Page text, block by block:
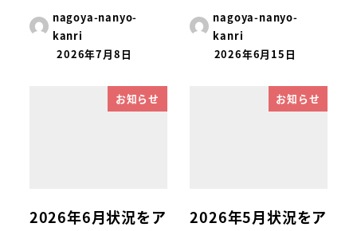
nagoya-nanyo-
kanri
2026年7月8日
nagoya-nanyo-
kanri
2026年6月15日
お知らせ
2026年6月状況をア
お知らせ
2026年5月状況をア